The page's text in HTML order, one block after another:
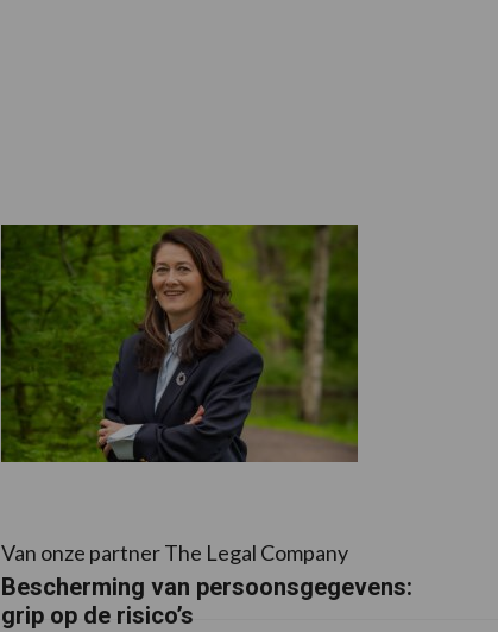
Van onze partner The Legal Company
Bescherming van persoonsgegevens:
grip op de risico’s